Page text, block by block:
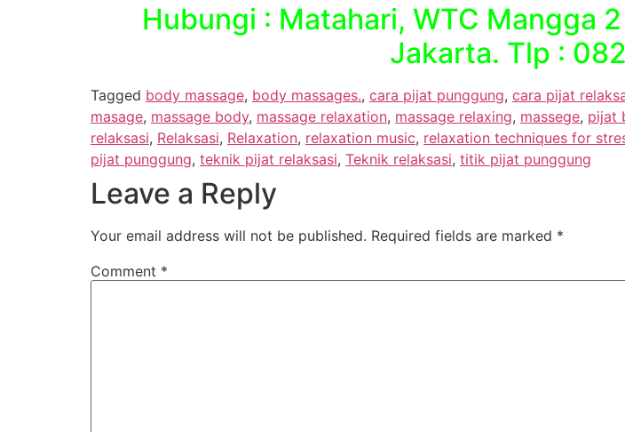
Hubungi : Matahari, WTC Mangga
Jakarta. Tlp :
Tagged body massage, body massages., cara pijat punggung, cara pijat
masage, massage body, massage relaxation, massage relaxing, massege, pijat
relaksasi, Relaksasi, Relaxation, relaxation music, relaxation techniques for
pijat punggung, teknik pijat relaksasi, Teknik relaksasi, titik pijat punggung
Leave a Reply
Your email address will not be published. Required fields are marked *
Comment *